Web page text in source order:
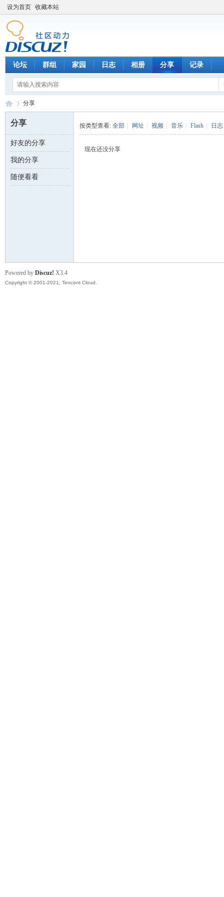
设为首页 收藏本站
论坛 群组 家园 日志 相册 分享 记录
数 ›
分享
分享
好友的分享
我的分享
随便看看
按类型查看: 全部 网址 视频 音乐 Flash 日志
现在还没分享
Powered by Discuz! X3.4
Copyright © 2001-2021, Tencent Cloud.